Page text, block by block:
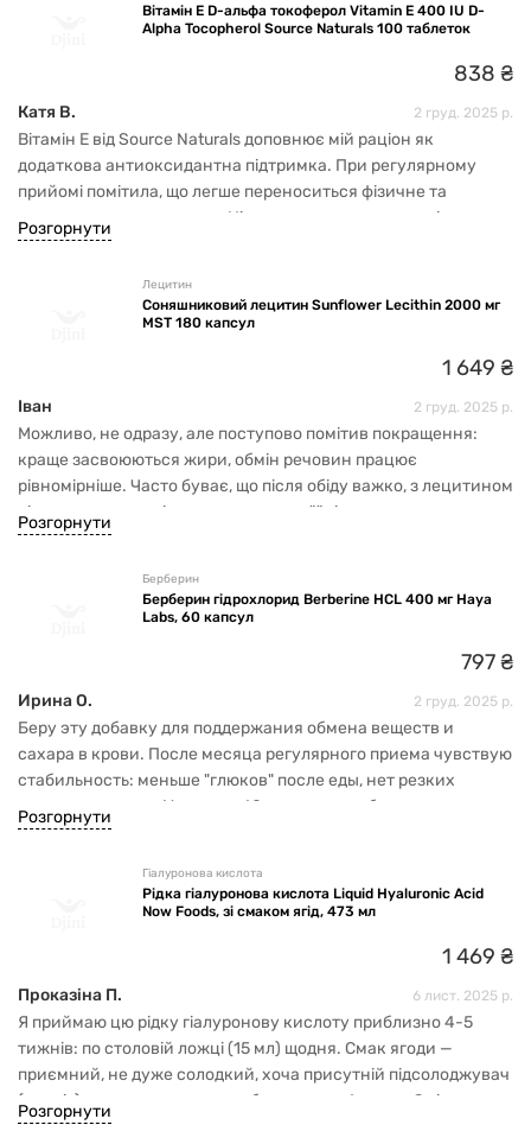
Вітамін E D-альфа токоферол Vitamin E 400 IU D-
Alpha Tocopherol Source Naturals 100 таблеток
838 ₴
Катя В. 2 груд. 2025 р.
Вітамін E від Source Naturals доповнює мій раціон як
додаткова антиоксидантна підтримка. При регулярному
прийомі помітила, що легше переноситься фізичне та
розумове навантаження. Ціна гарна, поставила дзвіночок,
щоб коли зявиться знову замовити.
Розгорнути
Лецитин
Соняшниковий лецитин Sunflower Lecithin 2000 мг
MST 180 капсул
1 649 ₴
Іван 2 груд. 2025 р.
Можливо, не одразу, але поступово помітив покращення:
краще засвоюються жири, обмін речовин працює
рівномірніше. Часто буває, що після обіду важко, з лецитином
відчувається легкість, тяга до важкої їжі зменшилась.
Загалом — гарна підтримка організму при здоровому
Розгорнути
Берберин
Берберин гідрохлорид Berberine HCL 400 мг Haya
Labs, 60 капсул
797₴
Ирина О. 2 груд. 2025 р.
Беру эту добавку для поддержания обмена веществ и
сахара в крови. После месяца регулярного приема чувствую
стабильность: меньше "глюков" после еды, нет резких
скачков энергии. Упаковка 60 капсул – удобно для
длительного курса.
Розгорнути
Гіалуронова кислота
Рідка гіалуронова кислота Liquid Hyaluronic Acid
Now Foods, зі смаком ягід, 473 мл
1 469 ₴
Проказіна П. 6 лист. 2025 р.
Я приймаю цю рідку гіалуронову кислоту приблизно 4-5
тижнів: по столовій ложці (15 мл) щодня. Смак ягоди —
приємний, не дуже солодкий, хоча присутній підсолоджувач
(ксиліт) — для мене це плюс, бо пити комфортно. Зміни:
шкіра стала легше зволоженою, менш грубою на дотик, м’язи
Розгорнути